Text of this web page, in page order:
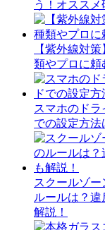
う！オスス
【紫外線対
類やプロに頼
スマホのド
での設定方法
スクールゾ
ルールは？
解説！